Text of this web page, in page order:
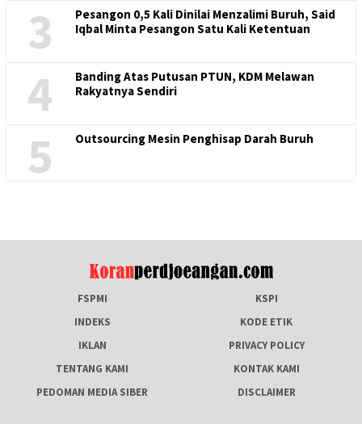
3
Pesangon 0,5 Kali Dinilai Menzalimi Buruh, Said
Iqbal Minta Pesangon Satu Kali Ketentuan
4
Banding Atas Putusan PTUN, KDM Melawan
Rakyatnya Sendiri
5 Outsourcing Mesin Penghisap Darah Buruh
FSPMI
KSPI
INDEKS
KODE ETIK
IKLAN
PRIVACY POLICY
TENTANG KAMI
KONTAK KAMI
PEDOMAN MEDIA SIBER
DISCLAIMER